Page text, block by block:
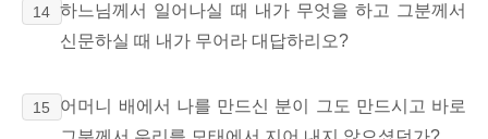
14 하느님께서 일어나실 때 내가 무엇을 하고 그분께서
신문하실 때 내가 무어라 대답하리오?
15 어머니 배에서 나를 만드신 분이 그도 만드시고 바로